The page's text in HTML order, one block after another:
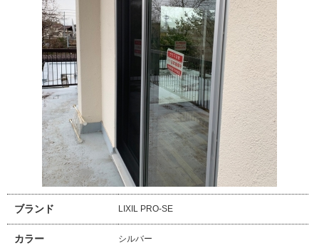
ブランド LIXIL PRO-SE
カラー シルバー